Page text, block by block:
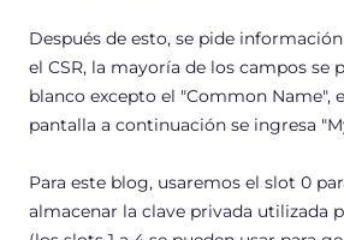
Después de esto, se pide
el CSR, la mayoría de los campos se
blanco excepto el "Common Name",
pantalla a continuación se ingresa
Para este blog, usaremos el slot 0
almacenar la clave privada utilizada